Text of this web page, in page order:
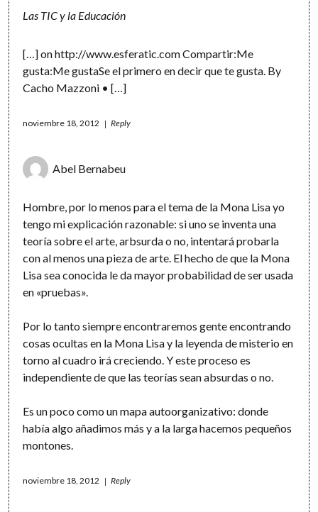
Las TIC y la Educación
[…] onhttp://www.esferatic.comCompartir:Me
gusta:Me gustaSe el primero en decir que te gusta. By
Cacho Mazzoni • […]
noviembre 18, 2012 Reply
Abel Bernabeu
Hombre, por lo menos para el tema de la Mona Lisa yo
tengo mi explicación razonable: si uno se inventa una
teoría sobre el arte, arbsurda o no, intentará probarla
con al menos una pieza de arte. El hecho de que la Mona
Lisa sea conocida le da mayor probabilidad de ser usada
en «pruebas».
Por lo tanto siempre encontraremos gente encontrando
cosas ocultas en la Mona Lisa y la leyenda de misterio en
torno al cuadro irá creciendo. Y este proceso es
independiente de que las teorías sean absurdas o no.
Es un poco como un mapa autoorganizativo: donde
había algo añadimos más y a la larga hacemos pequeños
montones.
noviembre 18, 2012 Reply